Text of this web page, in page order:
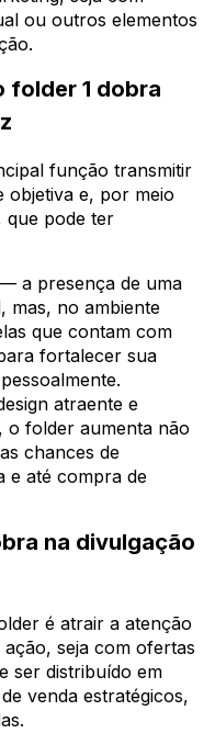
ou outros elementos
folder 1 dobra
função transmitir
objetiva e, por meio
que pode ter
— a presença de uma
mas, no ambiente
que contam com
fortalecer sua
atraente e
o folder aumenta não
chances de
e até compra de
na divulgação
é atrair a atenção
seja com ofertas
ser distribuído em
venda estratégicos,